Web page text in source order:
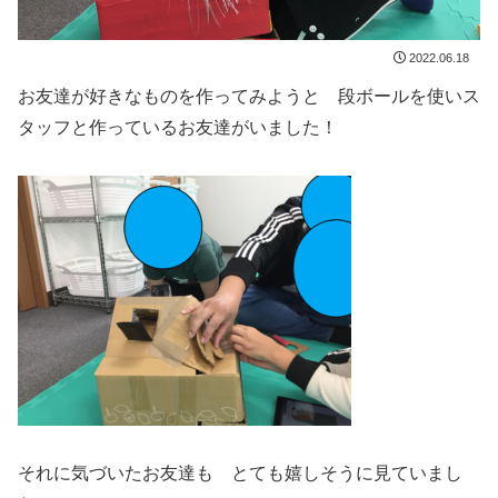
2022.06.18
お友達が好きなものを作ってみようと 段ボールを使いス
タッフと作っているお友達がいました！
それに気づいたお友達も とても嬉しそうに見ていまし